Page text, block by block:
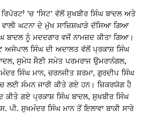
’ਚ ‘ਸਿਟ’ ਵੱਲੋਂ ਸੁਖਬੀਰ ਸਿੰਘ ਬਾਦਲ ਅਤੇ
ਘਟਨਾ ਦੇ ਮੁੱਖ ਸਾਜ਼ਿਸ਼ਘਾੜੇ ਦੱਸਿਆ ਗਿਆ
ਬਾਦਲ ਨੂੰ ਮਦਦਗਾਰ ਵਜੋਂ ਨਾਮਜ਼ਦ ਕੀਤਾ ਗਿਆ।
ਅਜੇਪਾਲ ਸਿੰਘ ਦੀ ਅਦਾਲਤ ਵੱਲੋਂ ਪ੍ਰਕਾਸ਼ ਸਿੰਘ
ਸੁਮੇਧ ਸੈਣੀ ਸਮੇਤ ਪਰਮਰਾਜ ਉਮਰਾਨੰਗਲ,
ਸਿੰਘ ਮਾਨ, ਚਰਨਜੀਤ ਸ਼ਰਮਾ, ਗੁਰਦੀਪ ਸਿੰਘ
ਲਈ ਸੰਮਨ ਜਾਰੀ ਕੀਤੇ ਗਏ ਹਨ। ਜ਼ਿਕਰਯੋਗ ਹੈ
ਕੀਤੇ ਗਏ ਪ੍ਰਕਾਸ਼ ਸਿੰਘ ਬਾਦਲ, ਸੁਖਬੀਰ ਸਿੰਘ
ਪੀ. ਸੁਖਮੰਦਰ ਸਿੰਘ ਮਾਨ ਤੋਂ ਇਲਾਵਾ ਬਾਕੀ ਸਾਰੇ